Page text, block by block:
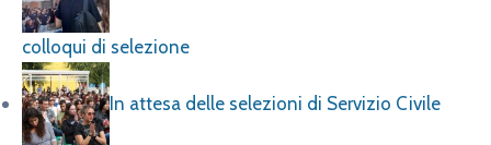
colloqui di selezione
In attesa delle selezioni di Servizio Civile